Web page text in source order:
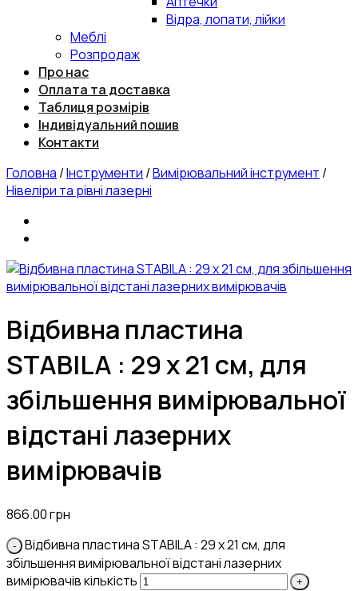
Відра, лопати, лійки
Меблі
Розпродаж
Про нас
Оплата та доставка
Таблиця розмірів
Індивідуальний пошив
Контакти
Головна /Інструменти /Вимірювальний інструмент /
Нівеліри та рівні лазерні
Відбивна пластина
STABILA : 29 х 21 см, для
збільшення вимірювальної
відстані лазерних
вимірювачів
866.00грн
Відбивна пластина STABILA : 29 х 21 см, для
збільшення вимірювальної відстані лазерних
вимірювачів кількість